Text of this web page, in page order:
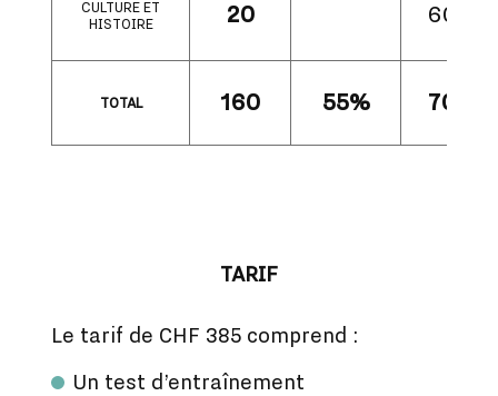
CULTURE ET
HISTOIRE
20 60%
TOTAL 160 55% 70%
TARIF
Le tarif de CHF 385 comprend :
Un test d’entraînement